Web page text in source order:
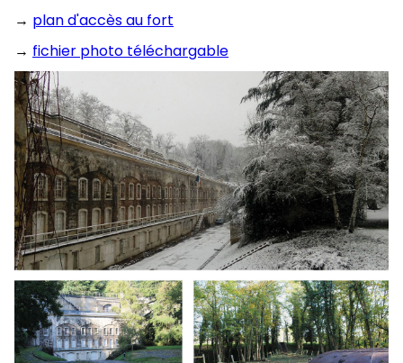
→ plan d'accès au fort
→ fichier photo téléchargable